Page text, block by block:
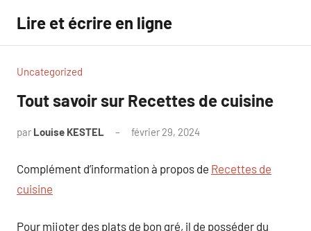
contenu
Lire et écrire en ligne
Uncategorized
Tout savoir sur Recettes de cuisine
par Louise KESTEL février 29, 2024
Complément d’information à propos de Recettes de
cuisine
Pour mijoter des plats de bon gré, il de posséder du